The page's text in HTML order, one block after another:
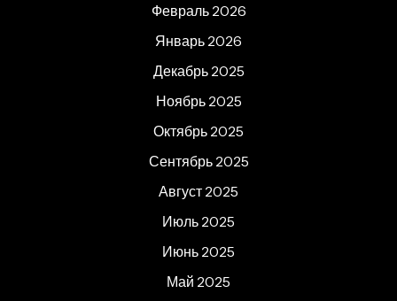
Февраль 2026
Январь 2026
Декабрь 2025
Ноябрь 2025
Октябрь 2025
Сентябрь 2025
Август 2025
Июль 2025
Июнь 2025
Май 2025